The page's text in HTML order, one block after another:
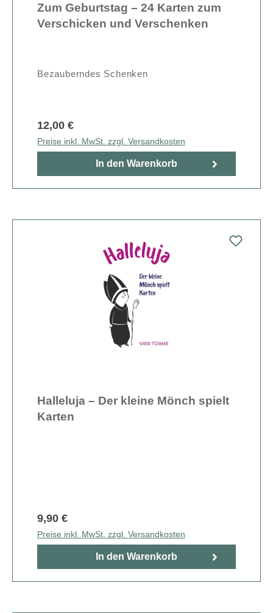
Zum Geburtstag – 24 Karten zum
Verschicken und Verschenken
Bezauberndes Schenken
12,00 €
Preise inkl. MwSt. zzgl. Versandkosten
In den Warenkorb
Halleluja – Der kleine Mönch spielt
Karten
9,90 €
Preise inkl. MwSt. zzgl. Versandkosten
In den Warenkorb